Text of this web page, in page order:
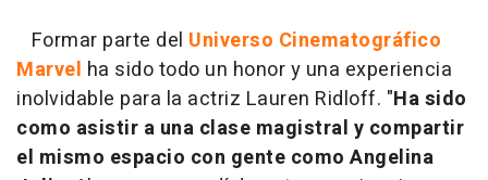
Formar parte del Universo Cinematográfico
Marvel ha sido todo un honor y una experiencia
inolvidable para la actriz Lauren Ridloff. "Ha sido
como asistir a una clase magistral y compartir
el mismo espacio con gente como Angelina